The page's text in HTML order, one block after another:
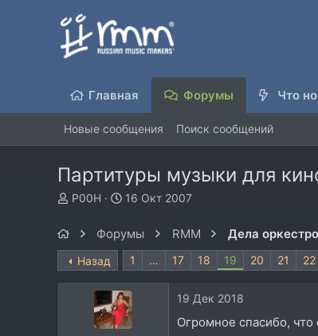
Главная Форумы Что
Новые сообщения Поиск сообщений
Партитуры музыки для
А
р
т
P00H
Д
а
а
ч
а
л
а
16 Окт 2007
Форумы RMM Дела
Назад 1 … 17 18 19 20 21 22
19 Дек 2018
Огромное спасибо, что